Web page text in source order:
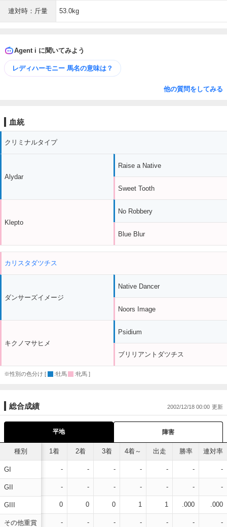
連対時：斤量 53.0kg
Agent i に聞いてみよう
レディハーモニー 馬名の意味は？
他の質問をしてみる
血統
クリミナルタイプ
Alydar
Klepto
Raise a Native
Sweet Tooth
No Robbery
Blue Blur
カリスタダツチス
ダンサーズイメージ
キクノマサヒメ
Native Dancer
Noors Image
Psidium
ブリリアントダツチス
※性別の色分け [ :牡馬 :牝馬 ]
総合成績 2002/12/18 00:00
平地 障害
種別
GI
GII
GIII
その他重賞
1着 2着 3着 4着～ 出走 勝率 連対率
- - - - - - -
- - - - - - -
0 0 0 1 1 .000 .000
- - - - - - -